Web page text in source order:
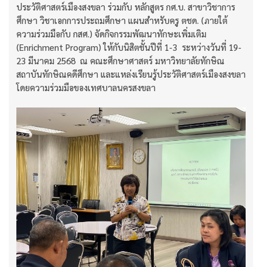
ประวัติศาสตร์เมืองสงขลา ร่วมกับ หลักสูตร กศ.บ. สาขาวิชาการ
ศึกษา วิชาเอกการประถมศึกษา แผนสำหรับครู ตชด. (ภายใต้
ความร่วมมือกับ กสศ.) จัดกิจกรรมพัฒนาทักษะเพิ่มเติม
(Enrichment Program) ให้กับนิสิตชั้นปีที่ 1-3 ระหว่างวันที่ 19-
23 มีนาคม 2568 ณ คณะศึกษาศาสตร์ มหาวิทยาลัยทักษิณ
สถาบันทักษิณคดีศึกษา และแหล่งเรียนรู้ประวัติศาสตร์เมืองสงขลา
โดยความร่วมมือของเทศบาลนครสงขลา